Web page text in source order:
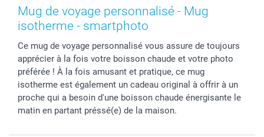
Coques smartphone
Stickers & Etiquettes
Dénicheur d'idées cadeau
Fête des Mères
Fête des Pères
Baptême
Toussaint
Rentrée des classes
Saint-Valentin
Vacances
Droit de rétraction
Plaintes
Gestion des cookies
Tarifs
Partenariats & Influence
Investisseurs
Aide
smartbonus
Livraison
Modes de paiement
Grandes quantités
Statut de ma commande
Mug de voyage personnalisé - Mug
isotherme - smartphoto
Ce mug de voyage personnalisé vous assure de toujours
apprécier à la fois votre boisson chaude et votre photo
préférée ! À la fois amusant et pratique, ce mug
isotherme est également un cadeau original à offrir à un
proche qui a besoin d'une boisson chaude énergisante le
matin en partant préssé(e) de la maison.